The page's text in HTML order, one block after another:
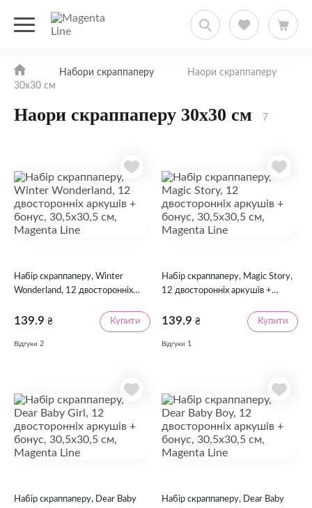
Набори скраппаперу
Наори скраппаперу
30х30 см
Наори скраппаперу 30х30 см 7
Набір скраппаперу, Winter
Wonderland, 12 двосторонніх
Magenta Line
139.9 ₴ Купити
Відгуки 2
Набір скраппаперу, Magic Story,
12 двосторонніх аркушів +
Line
139.9₴ Купити
Відгуки 1
Набір скраппаперу, Dear Baby
Набір скраппаперу, Dear Baby